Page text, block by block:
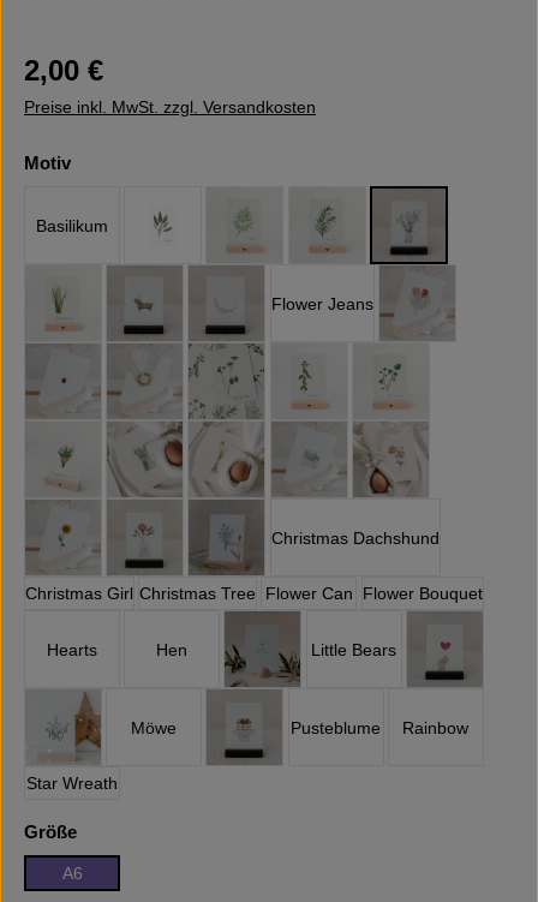
Regulärer Preis:
2,00 €
Preise inkl. MwSt. zzgl. Versandkosten
Motivauswählen
Basilikum
Salbei Rosmarin
SchnittlauchDachshund Flower Wreth
Flower Jeans
Balloons
Ladybug Coffee Petersilie Oregano
Osterkarte Tulpen
Easter Jug Daffodil Flower PostFlower Bee
Sunflower Blumenhand
Christmas Dachshund
Christmas Girl Christmas Tree Flower Can Flower Bouquet
Hearts Hen
Herz Wie schön
Little Bears
Lolly
Mistletoe
Möwe Pusteblume Rainbow
Star Wreath
Größeauswählen
A6